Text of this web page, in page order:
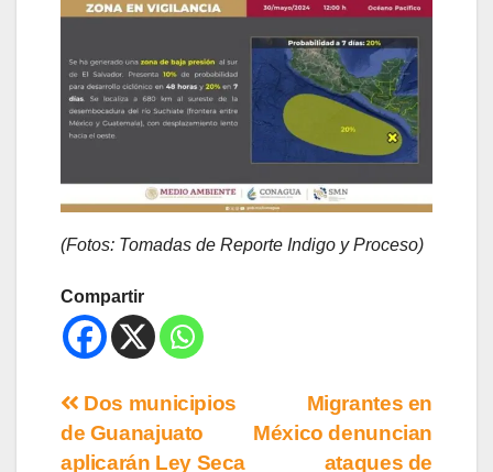
(Fotos: Tomadas de Reporte Indigo y Proceso)
Compartir
Migrantes en
México denuncian
ataques de
Dos municipios
de Guanajuato
aplicarán Ley Seca